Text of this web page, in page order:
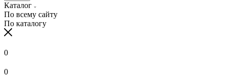
Каталог
По всему сайту
По каталогу
0
0